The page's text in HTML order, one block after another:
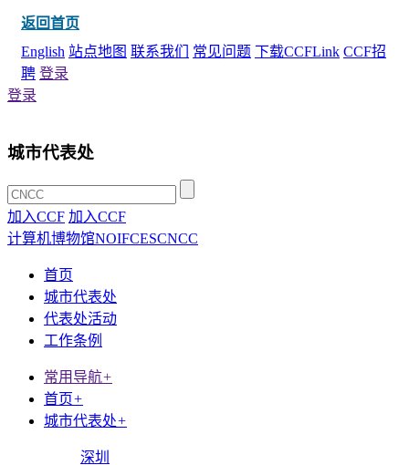
返回首页
English 站点地图 联系我们 常见问题 下载CCFLink CCF招
聘 登录
登录
城市代表处
加入CCF 加入CCF
计算机博物馆NOIFCESCNCC
首页
城市代表处
代表处活动
工作条例
常用导航+
首页+
城市代表处+
深圳